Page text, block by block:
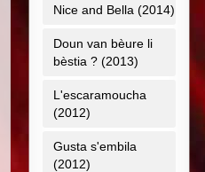
Nice and Bella (2014)
Doun van bèure li
bèstia ? (2013)
L'escaramoucha
(2012)
Gusta s'embila
(2012)